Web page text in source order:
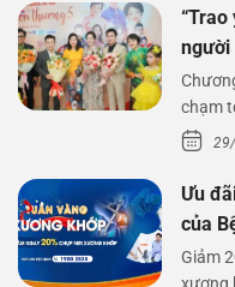
người
chạm
lên,…
Ưu
của
Giảm